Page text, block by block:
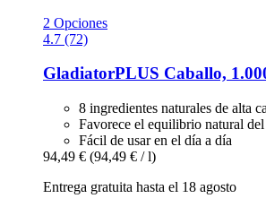
2 Opciones
4.7 (72)
GladiatorPLUS Caballo,
8 ingredientes naturales de alta
Favorece el equilibrio natural
Fácil de usar en el día a día
94,49 € (94,49 € / l)
Entrega gratuita hasta el 18 agosto